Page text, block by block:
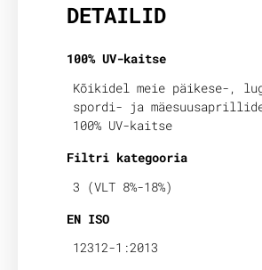
DETAILID
100% UV-kaitse
Kõikidel meie päikese-,
spordi- ja
100% UV-kaitse
Filtri kategooria
3 (VLT 8%-18%)
EN ISO
12312-1:2013